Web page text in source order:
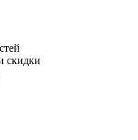
скидки